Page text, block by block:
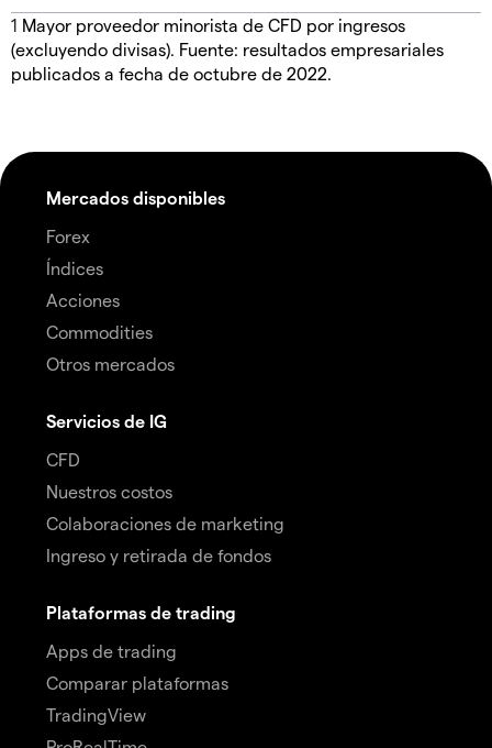
1 Mayor proveedor minorista de CFD por ingresos
(excluyendo divisas). Fuente: resultados empresariales
publicados a fecha de octubre de 2022.
Mercados disponibles
Forex
Índices
Acciones
Commodities
Otros mercados
Servicios de IG
CFD
Nuestros costos
Colaboraciones de marketing
Ingreso y retirada de fondos
Plataformas de trading
Apps de trading
Comparar plataformas
TradingView